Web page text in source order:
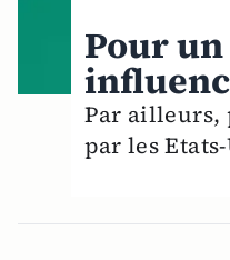
Pour
Par ailleurs,
par les